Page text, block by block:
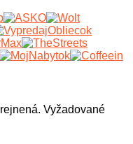
Vyžadované